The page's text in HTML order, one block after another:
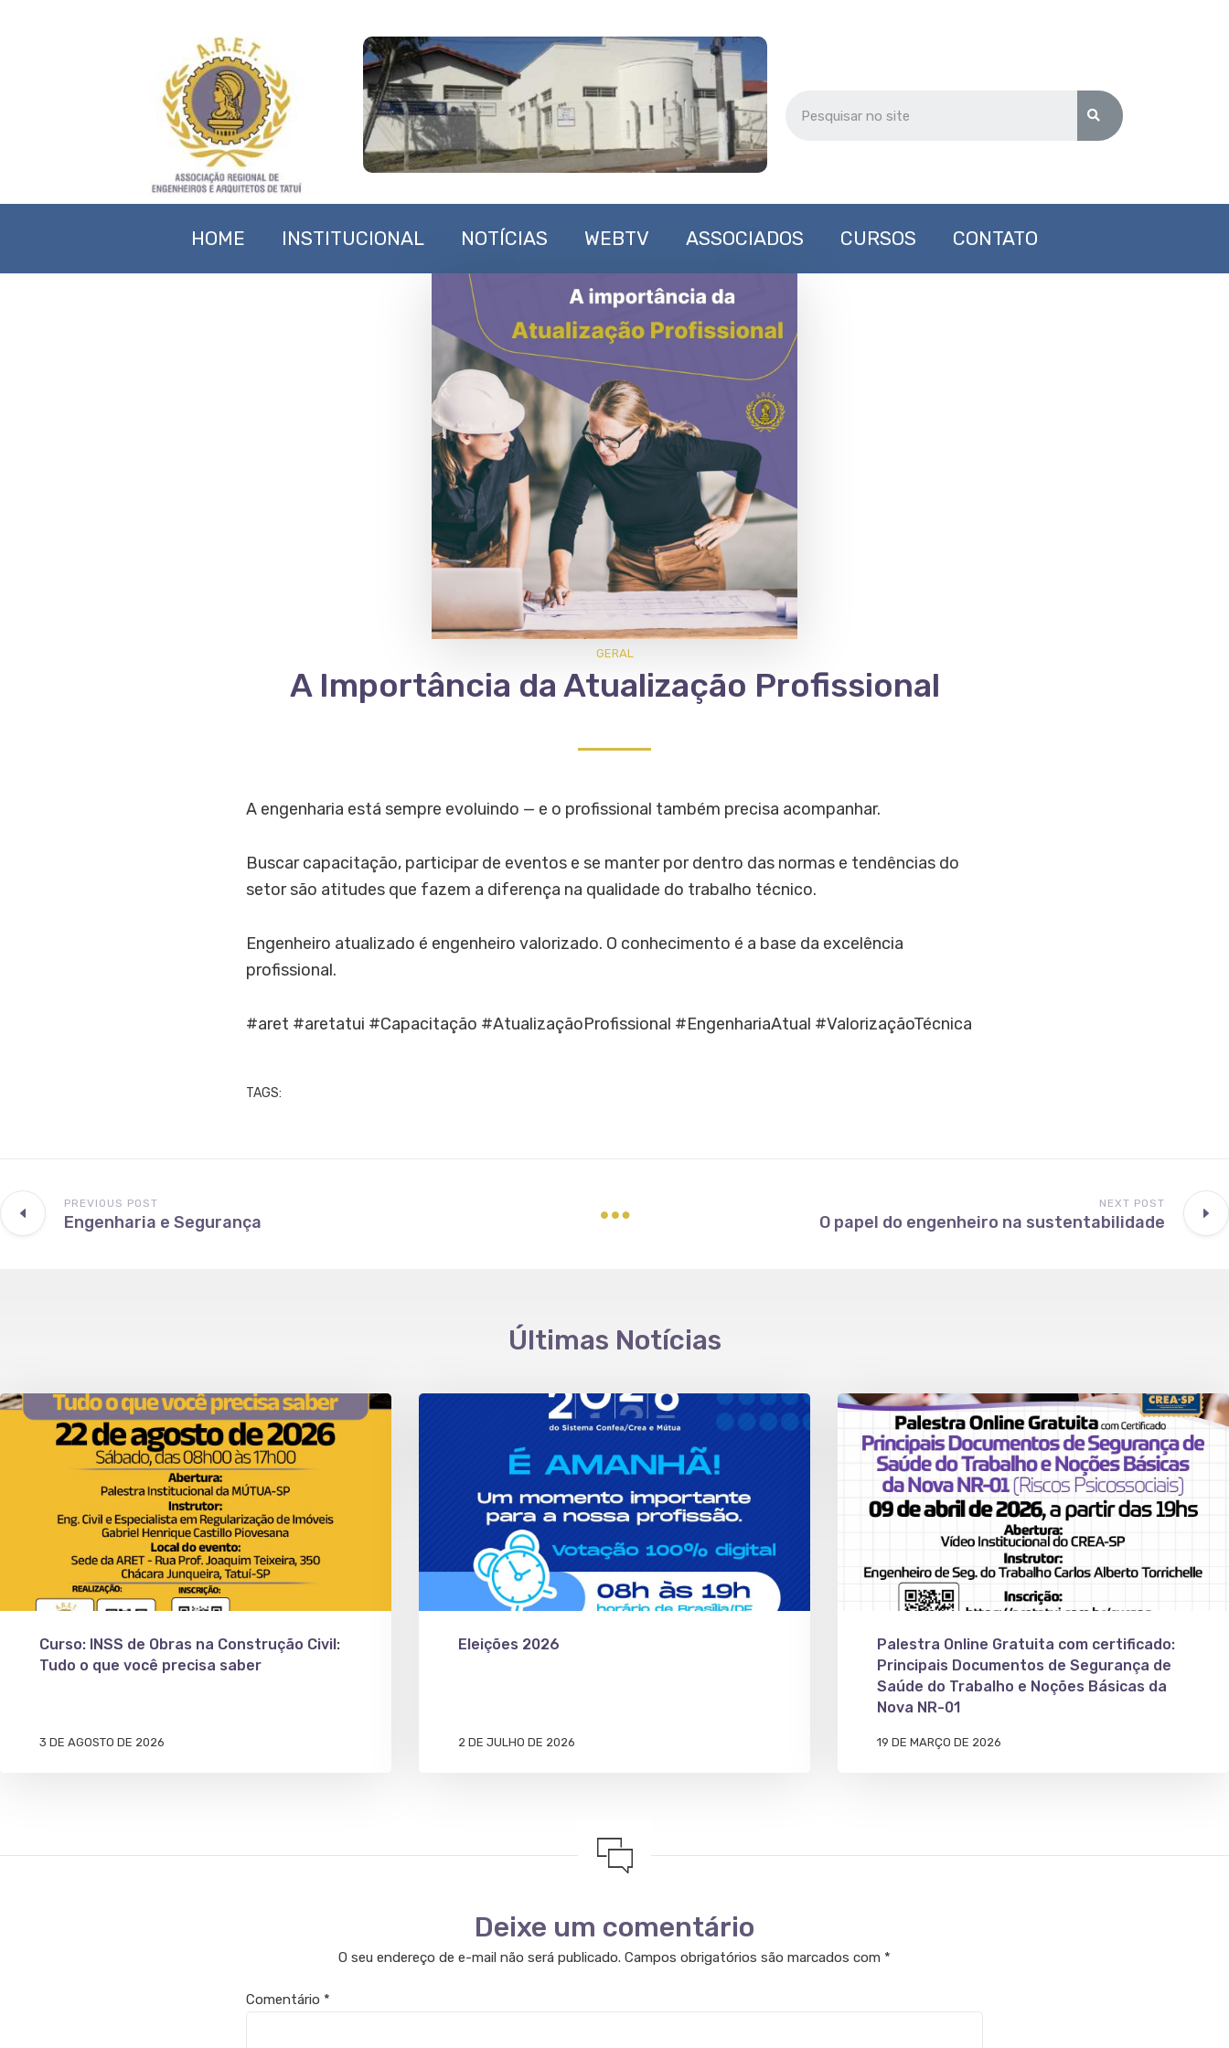
HOME INSTITUCIONAL NOTÍCIAS WEBTV ASSOCIADOS CURSOS CONTATO
GERAL
A Importância da Atualização Profissional
A engenharia está sempre evoluindo — e o profissional também precisa acompanhar.
Buscar capacitação, participar de eventos e se manter por dentro das normas e tendências do
setor são atitudes que fazem a diferença na qualidade do trabalho técnico.
Engenheiro atualizado é engenheiro valorizado. O conhecimento é a base da excelência
profissional.
#aret #aretatui #Capacitação #AtualizaçãoProfissional #EngenhariaAtual #ValorizaçãoTécnica
TAGS:
PREVIOUS POST
Engenharia e Segurança
NEXT POST
O papel do engenheiro na sustentabilidade
Últimas Notícias
Curso: INSS de Obras na Construção Civil:
Tudo o que você precisa saber
3 DE AGOSTO DE 2026
Eleições 2026
2 DE JULHO DE 2026
Palestra Online Gratuita com certificado:
Principais Documentos de Segurança de
Saúde do Trabalho e Noções Básicas da
Nova NR-01
19 DE MARÇO DE 2026
Deixe um comentário
O seu endereço de e-mail não será publicado. Campos obrigatórios são marcados com *
Comentário *